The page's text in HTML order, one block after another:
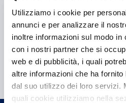
Utilizziamo i cookie per
annunci e per analizzare il
inoltre informazioni sul modo
con i nostri partner che si
web e di pubblicità, i quali
altre informazioni che ha
dal suo utilizzo dei loro servizi.
quali cookie utilizziamo nella
Hai bisogno di
informazioni?
Trova l'Agenzia più